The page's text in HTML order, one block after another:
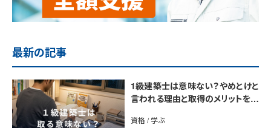
最新の記事
1級建築士は意味ない？やめとけと
言われる理由と取得のメリットを解
資格 / 学ぶ